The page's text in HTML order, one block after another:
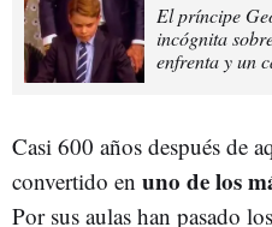
El príncipe
incógnita
enfrenta y un
Casi 600 años después de
convertido en uno de los
Por sus aulas han pasado los